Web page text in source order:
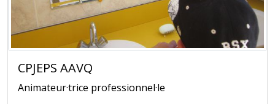
CPJEPS AAVQ
Animateur·trice professionnel·le